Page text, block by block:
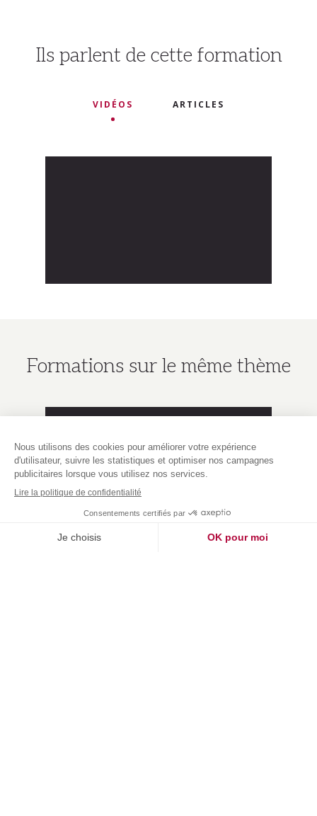
Ils parlent de cette formation
VIDÉOS ARTICLES
Formations sur le même thème